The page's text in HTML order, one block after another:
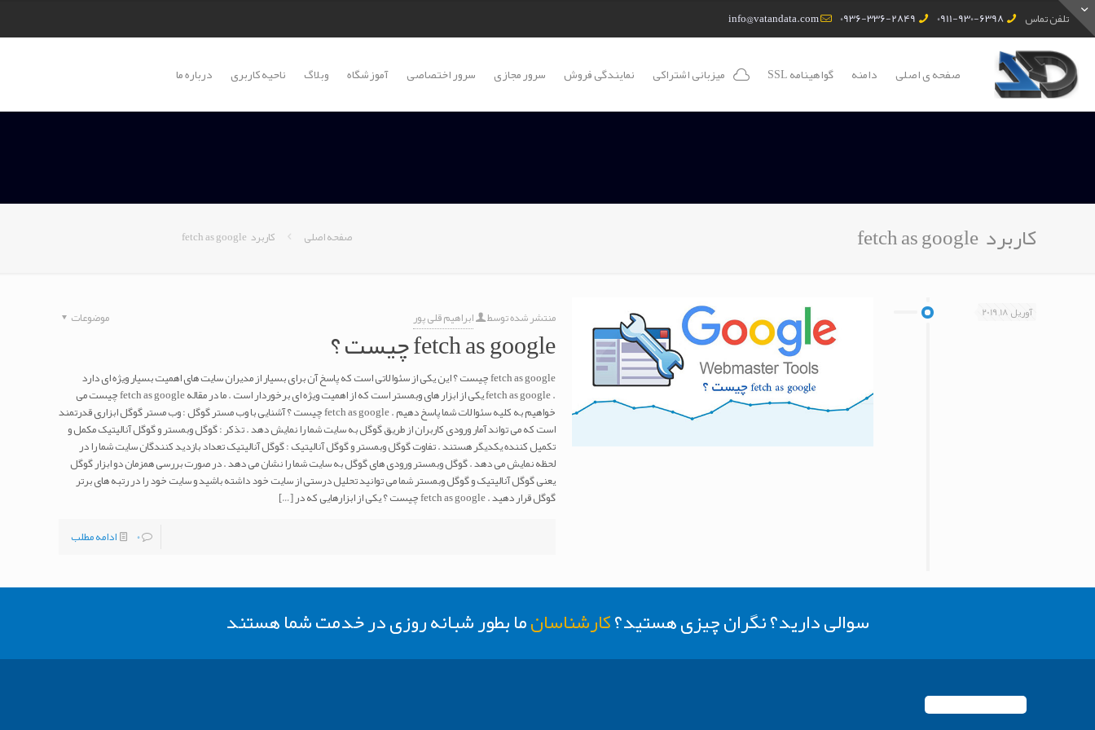
تلفن تماس 0911-930-6398
0936-336-2849
info@vatandata.com
صفحه ی اصلی دامنه گواهینامه SSL میزبانی اشتراکی نمایندگی فروش سرور مجازی سرور اختصاصی آموزشگاه وبلاگ ناحیه کاربری درباره ما
کاربرد fetch as google صفحه اصلی کاربرد fetch as google
آوریل 18, 2019 منتشر شده توسط ابراهیم قلی پور موضوعات
fetch as google چیست ؟
fetch as google چیست ؟ این یکی از سئوالاتی است که پاسخ آن برای بسیار از مدیران سایت های اهمیت بسیار ویژه ای دارد
. fetch as google یکی از ابزار های وبمستر است که از اهمیت ویژه ای برخوردار است . ما در مقاله fetch as google چیست می
خواهیم به کلیه سئوالات شما پاسخ دهیم . fetch as google چیست ؟ آشنایی با وب مستر گوگل : وب مستر گوگل ابزاری قدرتمند
است که می تواند آمار ورودی کاربران از طریق گوگل به سایت شما را نمایش دهد . تذکر : گوگل وبمستر و گوگل آنالیتیک مکمل و
تکمیل کننده یکدیگر هستند . تفاوت گوگل وبمستر و گوگل آنالیتیک : گوگل آنالیتیک تعداد بازدید کنندگان سایت شما را در
لحظه نمایش می دهد . گوگل وبمستر ورودی های گوگل به سایت شما را نشان می دهد . در صورت بررسی همزمان دو ابزار گوگل
یعنی گوگل آنالیتیک و گوگل وبمستر شما می توانید تحلیل درستی از سایت خود داشته باشید و سایت خود را در رتبه های برتر
گوگل قرار دهید . fetch as google چیست ؟ یکی از ابزارهایی که در
[…]
0
ادامه مطلب
سوالی دارید؟ نگران چیزی هستید؟کارشناسانما بطور شبانه روزی در خدمت شما هستند